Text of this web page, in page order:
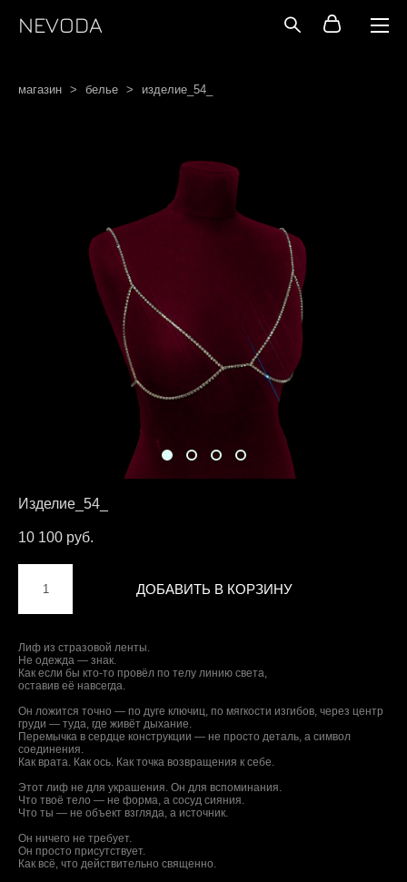
NEVODA
магазин > белье > изделие_54_
Изделие_54_
10 100 pуб.
ДОБАВИТЬ В КОРЗИНУ
Лиф из стразовой ленты.
Не одежда — знак.
Как если бы кто-то провёл по телу линию света,
оставив её навсегда.
Он ложится точно — по дуге ключиц, по мягкости изгибов, через центр
груди — туда, где живёт дыхание.
Перемычка в сердце конструкции — не просто деталь, а символ
соединения.
Как врата. Как ось. Как точка возвращения к себе.
Этот лиф не для украшения. Он для вспоминания.
Что твоё тело — не форма, а сосуд сияния.
Что ты — не объект взгляда, а источник.
Он ничего не требует.
Он просто присутствует.
Как всё, что действительно священно.